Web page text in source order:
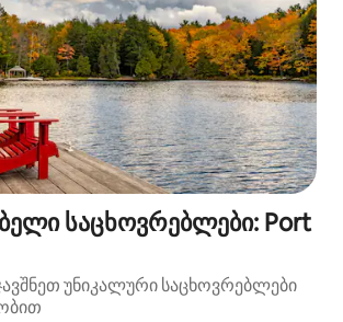
საცხოვრებლები: Port
უნიკალური საცხოვრებლები